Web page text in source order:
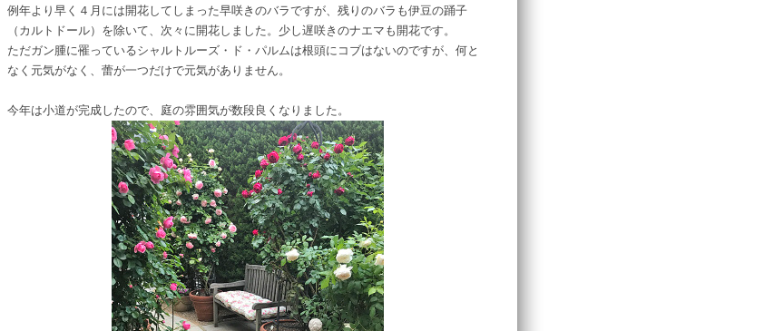
例年より早く４月には開花してしまった早咲きのバラですが、残りのバラも伊豆の踊子
（カルトドール）を除いて、次々に開花しました。少し遅咲きのナエマも開花です。
ただガン腫に罹っているシャルトルーズ・ド・パルムは根頭にコブはないのですが、何と
なく元気がなく、蕾が一つだけで元気がありません。
今年は小道が完成したので、庭の雰囲気が数段良くなりました。